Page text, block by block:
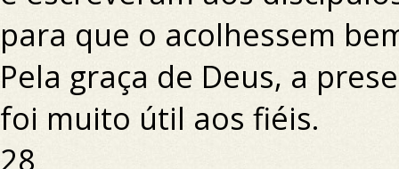
para que o acolhessem
Pela graça de Deus, a
foi muito útil aos fiéis.
28